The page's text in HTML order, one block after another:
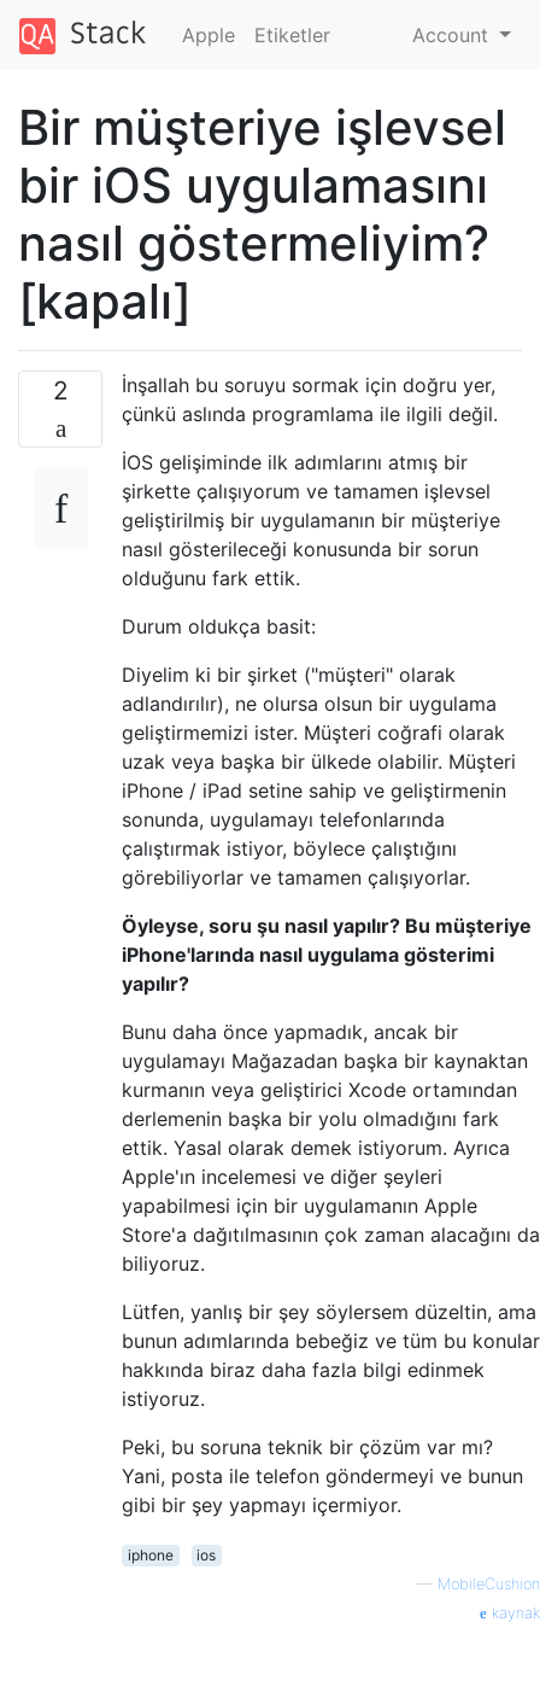
Apple Etiketler Account
Bir müşteriye işlevsel
bir iOS uygulamasını
nasıl göstermeliyim?
[kapalı]
2
İnşallah bu soruyu sormak için doğru yer,
çünkü aslında programlama ile ilgili değil.
İOS gelişiminde ilk adımlarını atmış bir
şirkette çalışıyorum ve tamamen işlevsel
geliştirilmiş bir uygulamanın bir müşteriye
nasıl gösterileceği konusunda bir sorun
olduğunu fark ettik.
Durum oldukça basit:
Diyelim ki bir şirket ("müşteri" olarak
adlandırılır), ne olursa olsun bir uygulama
geliştirmemizi ister. Müşteri coğrafi olarak
uzak veya başka bir ülkede olabilir. Müşteri
iPhone / iPad setine sahip ve geliştirmenin
sonunda, uygulamayı telefonlarında
çalıştırmak istiyor, böylece çalıştığını
görebiliyorlar ve tamamen çalışıyorlar.
Öyleyse, soru şu nasıl yapılır? Bu müşteriye
iPhone'larında nasıl uygulama gösterimi
yapılır?
Bunu daha önce yapmadık, ancak bir
uygulamayı Mağazadan başka bir kaynaktan
kurmanın veya geliştirici Xcode ortamından
derlemenin başka bir yolu olmadığını fark
ettik. Yasal olarak demek istiyorum. Ayrıca
Apple'ın incelemesi ve diğer şeyleri
yapabilmesi için bir uygulamanın Apple
Store'a dağıtılmasının çok zaman alacağını da
biliyoruz.
Lütfen, yanlış bir şey söylersem düzeltin, ama
bunun adımlarında bebeğiz ve tüm bu konular
hakkında biraz daha fazla bilgi edinmek
istiyoruz.
Peki, bu soruna teknik bir çözüm var mı?
Yani, posta ile telefon göndermeyi ve bunun
gibi bir şey yapmayı içermiyor.
iphone
ios
— MobileCushion
kaynak